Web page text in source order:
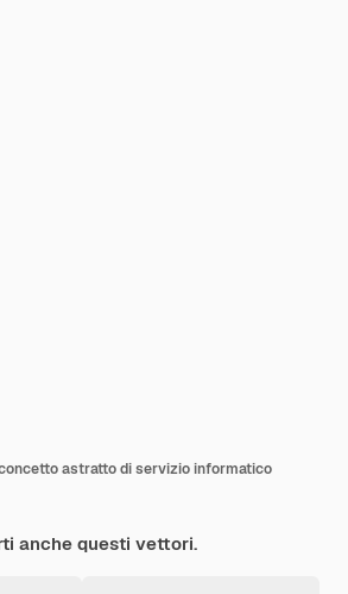
astratto di servizio informatico
anche questi vettori.